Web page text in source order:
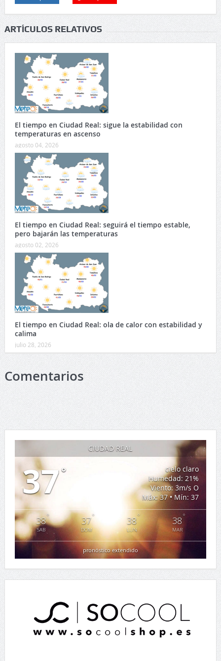
ARTÍCULOS RELATIVOS
El tiempo en Ciudad Real: sigue la estabilidad con
temperaturas en ascenso
agosto 04, 2026
El tiempo en Ciudad Real: seguirá el tiempo estable,
pero bajarán las temperaturas
agosto 02, 2026
El tiempo en Ciudad Real: ola de calor con estabilidad y
calima
julio 28, 2026
Comentarios
CIUDAD REAL
37°
cielo claro
Humedad: 21%
Viento: 3m/s O
Máx: 37 • Mín: 37
38°
SAB
37°
DOM
38°
LUN
38 °
MAR
pronóstico extendido